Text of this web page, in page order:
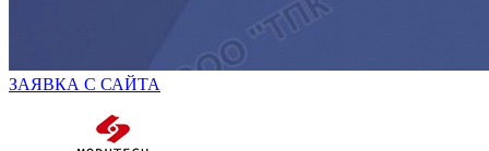
ЗАЯВКА С САЙТА